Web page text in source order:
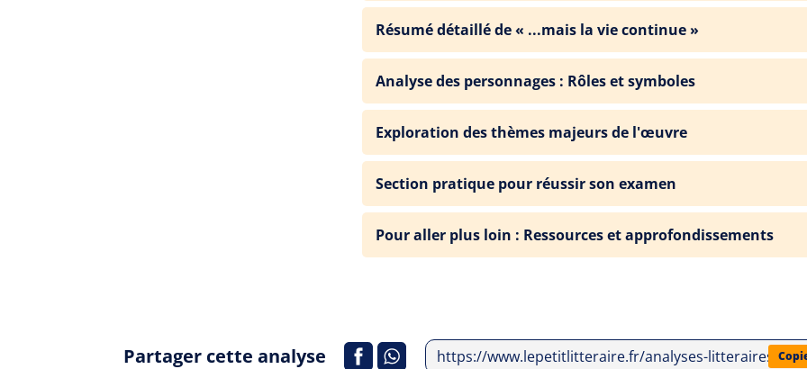
Résumé détaillé de « ...mais la vie continue »
Analyse des personnages : Rôles et symboles
Exploration des thèmes majeurs de l'œuvre
Section pratique pour réussir son examen
Pour aller plus loin : Ressources et approfondissements
Partager cette analyse https://www.lepetitlitteraire.fr/analyses-litteraires/